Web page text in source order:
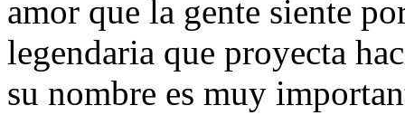
amor que la gente siente
legendaria que proyecta
su nombre es muy